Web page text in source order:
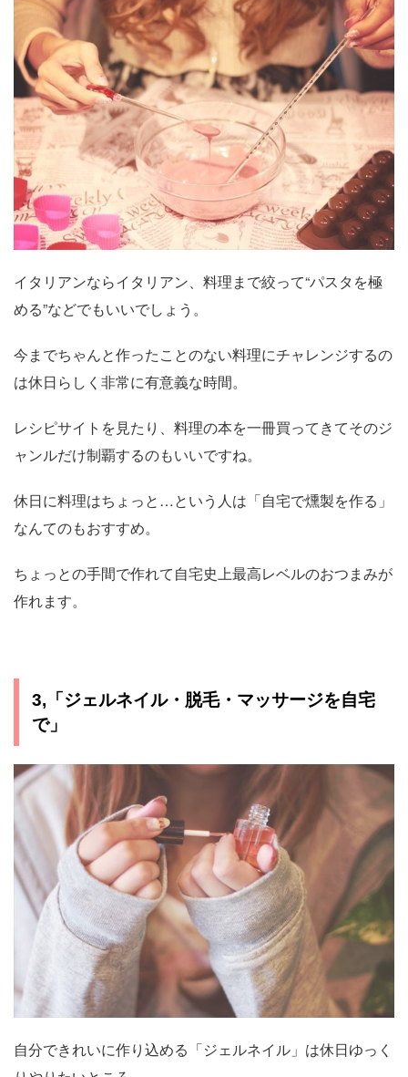
イタリアンならイタリアン、料理まで絞って“パスタを極
める”などでもいいでしょう。
今までちゃんと作ったことのない料理にチャレンジするの
は休日らしく非常に有意義な時間。
レシピサイトを見たり、料理の本を一冊買ってきてそのジ
ャンルだけ制覇するのもいいですね。
休日に料理はちょっと…という人は「自宅で燻製を作る」
なんてのもおすすめ。
ちょっとの手間で作れて自宅史上最高レベルのおつまみが
作れます。
3,「ジェルネイル・脱毛・マッサージを自宅
で」
自分できれいに作り込める「ジェルネイル」は休日ゆっく